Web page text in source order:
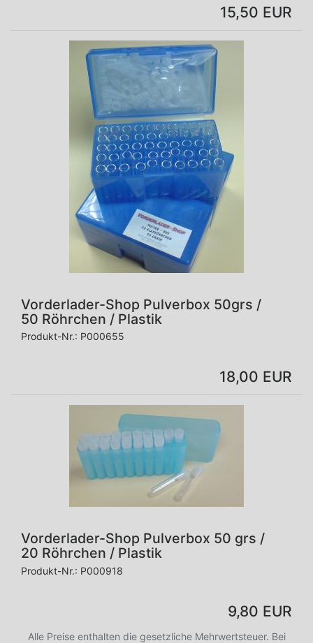
15,50 EUR
Vorderlader-Shop Pulverbox 50grs /
50 Röhrchen / Plastik
Produkt-Nr.: P000655
18,00 EUR
Vorderlader-Shop Pulverbox 50 grs /
20 Röhrchen / Plastik
Produkt-Nr.: P000918
9,80 EUR
Alle Preise enthalten die gesetzliche Mehrwertsteuer. Bei